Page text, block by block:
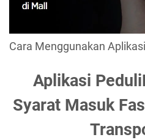
Cara Menggunakan
Aplikasi
Syarat Masuk